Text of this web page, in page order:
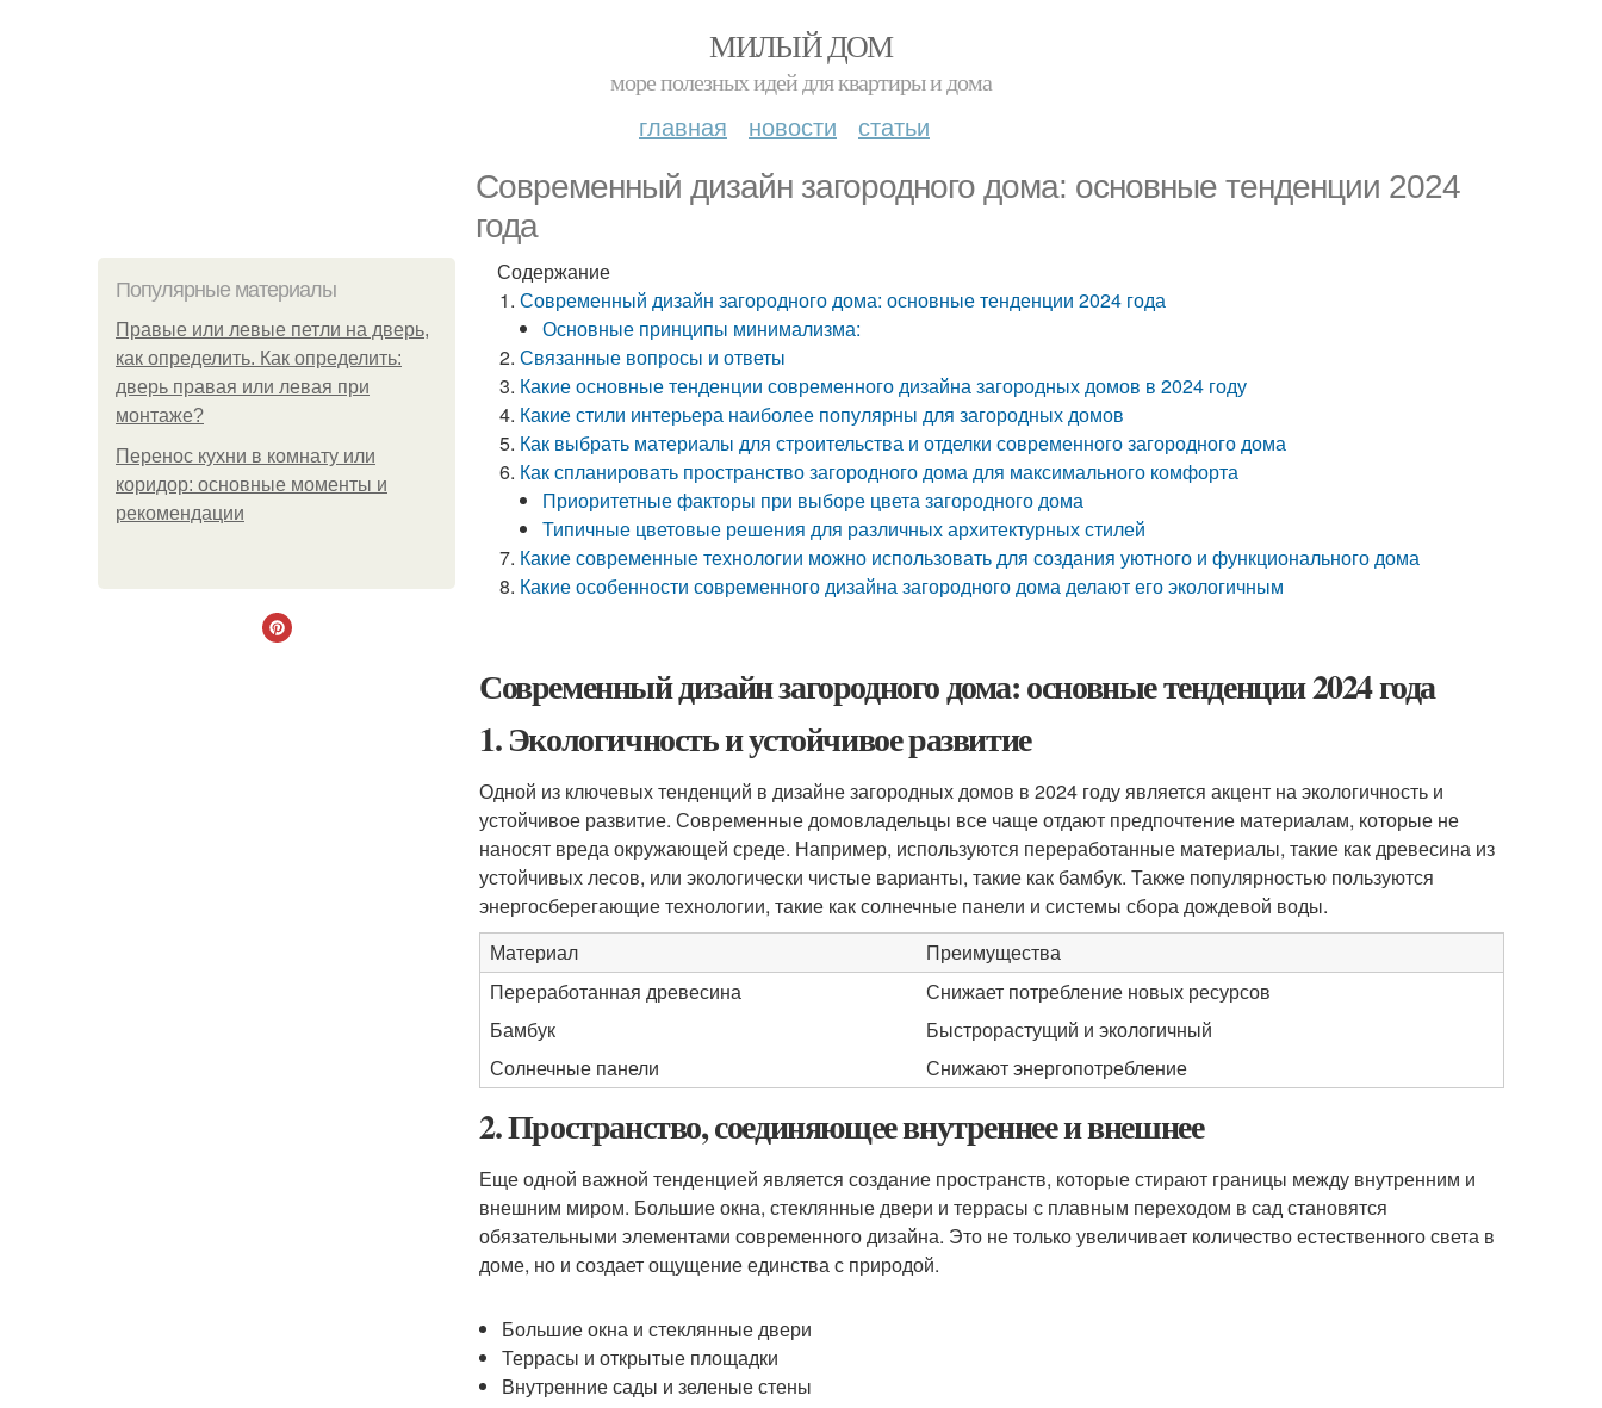
МИЛЫЙ ДОМ
море полезных идей для квартиры и дома
главная новости статьи
Современный дизайн загородного дома: основные тенденции 2024
года
Популярные материалы
Правые или левые петли на дверь,
как определить. Как определить:
дверь правая или левая при
монтаже?
Перенос кухни в комнату или
коридор: основные моменты и
рекомендации
Содержание
Современный дизайн загородного дома: основные тенденции 2024 года
Основные принципы минимализма:
Связанные вопросы и ответы
Какие основные тенденции современного дизайна загородных домов в 2024 году
Какие стили интерьера наиболее популярны для загородных домов
Как выбрать материалы для строительства и отделки современного загородного дома
Как спланировать пространство загородного дома для максимального комфорта
Приоритетные факторы при выборе цвета загородного дома
Типичные цветовые решения для различных архитектурных стилей
Какие современные технологии можно использовать для создания уютного и функционального дома
Какие особенности современного дизайна загородного дома делают его экологичным
Современный дизайн загородного дома: основные тенденции 2024 года
1. Экологичность и устойчивое развитие
Одной из ключевых тенденций в дизайне загородных домов в 2024 году является акцент на экологичность и
устойчивое развитие. Современные домовладельцы все чаще отдают предпочтение материалам, которые не
наносят вреда окружающей среде. Например, используются переработанные материалы, такие как древесина из
устойчивых лесов, или экологически чистые варианты, такие как бамбук. Также популярностью пользуются
энергосберегающие технологии, такие как солнечные панели и системы сбора дождевой воды.
Материал
Преимущества
Переработанная древесина
Снижает потребление новых ресурсов
Бамбук
Быстрорастущий и экологичный
Солнечные панели
Снижают энергопотребление
2. Пространство, соединяющее внутреннее и внешнее
Еще одной важной тенденцией является создание пространств, которые стирают границы между внутренним и
внешним миром. Большие окна, стеклянные двери и террасы с плавным переходом в сад становятся
обязательными элементами современного дизайна. Это не только увеличивает количество естественного света в
доме, но и создает ощущение единства с природой.
Большие окна и стеклянные двери
Террасы и открытые площадки
Внутренние сады и зеленые стены